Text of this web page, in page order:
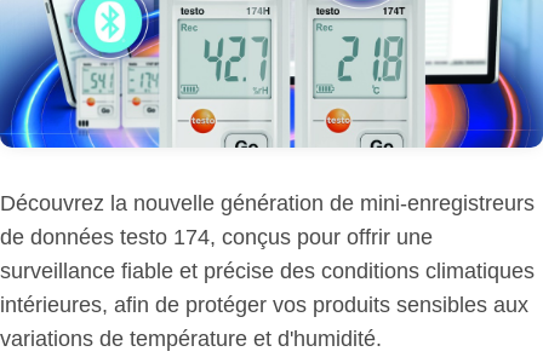
Découvrez la nouvelle génération de mini-enregistreurs
de données testo 174, conçus pour offrir une
surveillance fiable et précise des conditions climatiques
intérieures, afin de protéger vos produits sensibles aux
variations de température et d'humidité.